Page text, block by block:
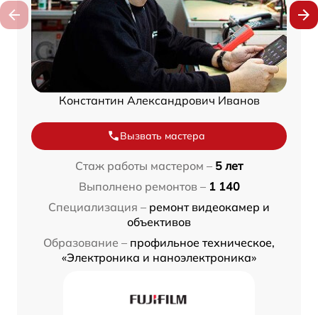
Константин Александрович Иванов
Вызвать мастера
Стаж работы мастером – 5 лет
Выполнено ремонтов – 1 140
Специализация – ремонт видеокамер и
объективов
Образование – профильное техническое,
«Электроника и наноэлектроника»